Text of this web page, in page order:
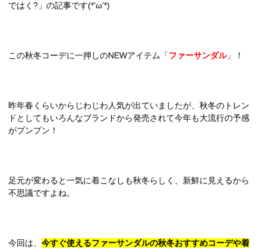
ではく?」の記事です(*’ω’*)
この秋冬コーデに一押しのNEWアイテム「ファーサンダル」！
昨年春くらいからじわじわ人気が出ていましたが、秋冬のトレン
ドとしてもいろんなブランドから発売されて今年も大流行の予感
がプンプン！
足元が変わると一気に着こなしも秋冬らしく、新鮮に見えるから
不思議ですよね。
今回は、今すぐ使えるファーサンダルの秋冬おすすめコーデや着